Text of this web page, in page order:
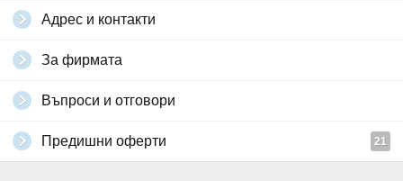
Адрес и контакти
За фирмата
Въпроси и отговори
Предишни оферти 21